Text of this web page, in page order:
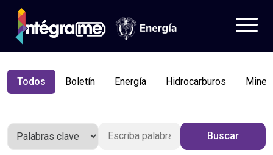
Tableros
¿Quieres saber más?
Todos Boletín Energía Hidrocarburos
Buscar